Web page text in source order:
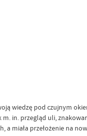
wiedzę pod czujnym
in. przegląd uli,
a miała przełożenie na